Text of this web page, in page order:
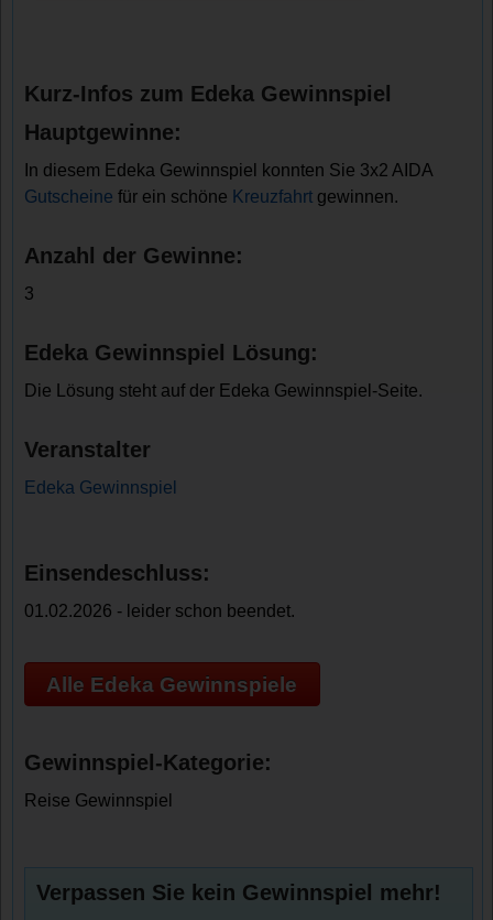
Kurz-Infos zum Edeka Gewinnspiel
Hauptgewinne:
In diesem Edeka Gewinnspiel konnten Sie 3x2 AIDA
Gutscheine für ein schöne Kreuzfahrt gewinnen.
Anzahl der Gewinne:
3
Edeka Gewinnspiel Lösung:
Die Lösung steht auf der Edeka Gewinnspiel-Seite.
Veranstalter
Edeka Gewinnspiel
Einsendeschluss:
01.02.2026 - leider schon beendet.
Alle Edeka Gewinnspiele
Gewinnspiel-Kategorie:
Reise Gewinnspiel
Verpassen Sie kein Gewinnspiel mehr!